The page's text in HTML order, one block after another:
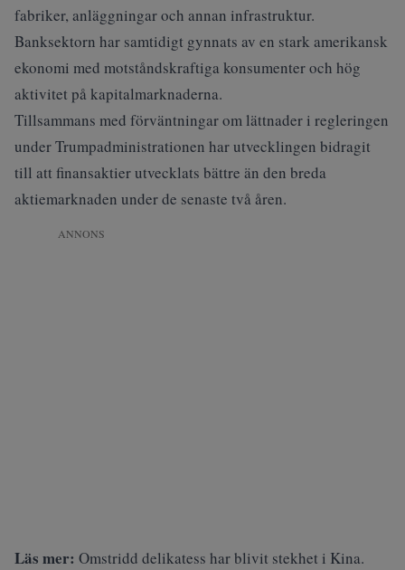
fabriker, anläggningar och annan infrastruktur.
Banksektorn har samtidigt gynnats av en stark amerikansk
ekonomi med motståndskraftiga konsumenter och hög
aktivitet på kapitalmarknaderna.
Tillsammans med förväntningar om lättnader i regleringen
under Trumpadministrationen har utvecklingen bidragit
till att finansaktier utvecklats bättre än den breda
aktiemarknaden under de senaste två åren.
ANNONS
Läs mer: Omstridd delikatess har blivit stekhet i Kina.